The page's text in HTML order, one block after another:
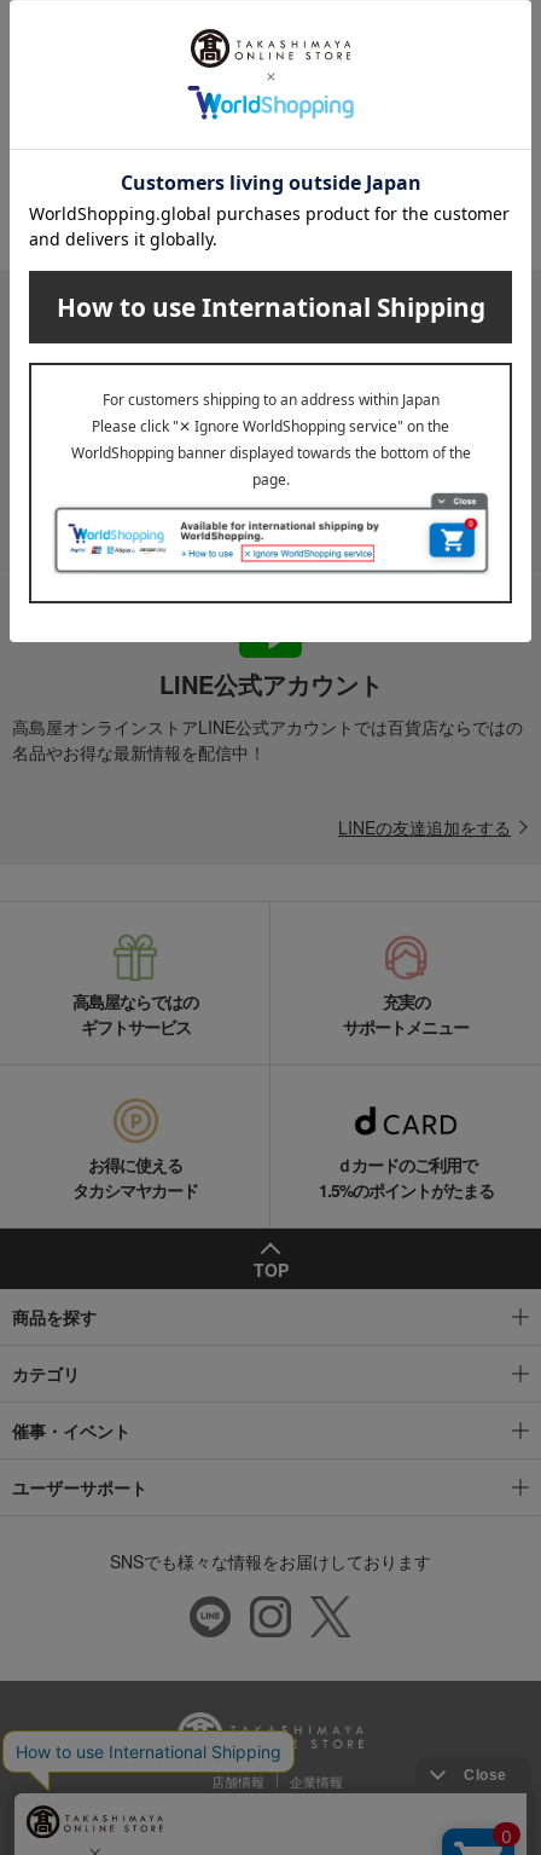
お届け遅延のお知らせ
『お届け先のご住所』ご確認のお願い
メールマガジン
送料無料クーポンやキャンペーン、新着・SALE・おすすめ商品な
ど、「高島屋オンラインストア」のお得＆うれしい情報をお届けい
たします。
メールマガジンについて詳しく見る
LINE公式アカウント
高島屋オンラインストアLINE公式アカウントでは百貨店ならではの
名品やお得な最新情報を配信中！
LINEの友達追加をする
高島屋ならではの
ギフトサービス
充実の
サポートメニュー
お得に使える
タカシマヤカード
ｄカードのご利用で
1.5%のポイントがたまる
TOP
商品を探す
カテゴリ
催事・イベント
ユーザーサポート
SNSでも様々な情報をお届けしております
店舗情報 企業情報
推奨環境 特定商取引法に基づく表示
プライバシーポリシー